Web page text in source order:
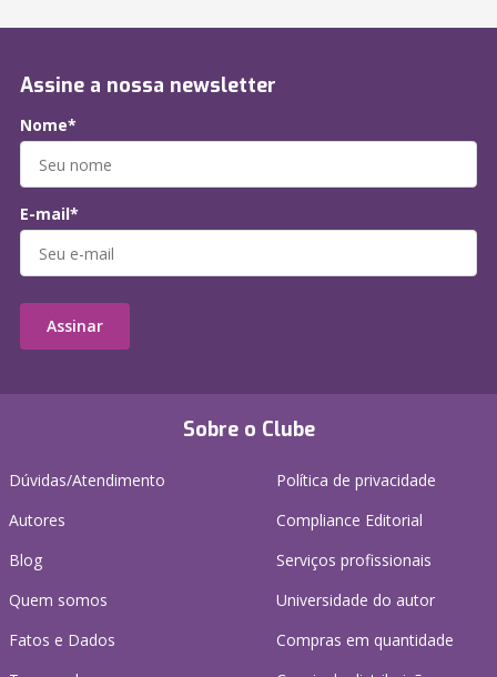
Sobre o Clube
Dúvidas/Atendimento
Autores
Blog
Quem somos
Fatos e Dados
Política de privacidade
Compliance Editorial
Serviços profissionais
Universidade do autor
Compras em quantidade
Assine a nossa newsletter
Nome*
E-mail*
Assinar